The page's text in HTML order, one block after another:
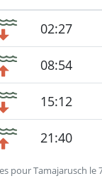
pour Tamajarusch le
02:27
08:54
15:12
21:40